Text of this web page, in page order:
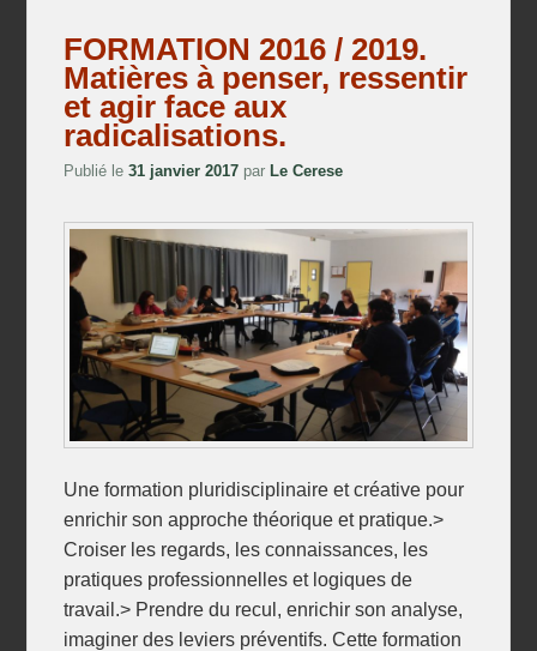
FORMATION 2016 / 2019.
Matières à penser, ressentir
et agir face aux
radicalisations.
Publié le31 janvier 2017 par Le Cerese
Une formation pluridisciplinaire et créative pour
enrichir son approche théorique et pratique.>
Croiser les regards, les connaissances, les
pratiques professionnelles et logiques de
travail.> Prendre du recul, enrichir son analyse,
imaginer des leviers préventifs. Cette formation